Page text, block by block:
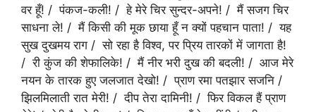
वर हूँ! / पंकज-कली! / हे मेरे चिर सुन्दर-अपने! / मैं सजग चिर
साधना ले! / मैं किसी की मूक छाया हूँ न क्यों पहचान पाता! / यह
सुख दुखमय राग / सो रहा है विश्व, पर प्रिय तारकों में जागता है!
/ री कुंज की शेफालिके! / मैं नीर भरी दुख की बदली! / आज मेरे
नयन के तारक हुए जलजात देखो! / प्राण रमा पतझार सजनि /
झिलमिलाती रात मेरी! / दीप तेरा दामिनी! / फिर विकल हैं प्राण